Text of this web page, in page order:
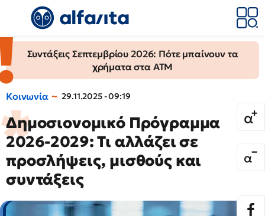
Συντάξεις Σεπτεμβρίου 2026: Πότε μπαίνουν τα
χρήματα στα ΑΤΜ
Κοινωνία 29.11.2025 - 09:19
Δημοσιονομικό Πρόγραμμα
2026-2029: Τι αλλάζει σε
προσλήψεις, μισθούς και
συντάξεις